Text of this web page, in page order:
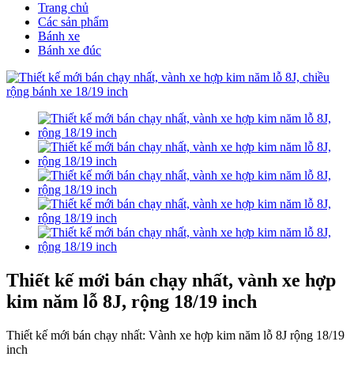
Trang chủ
Các sản phẩm
Bánh xe
Bánh xe đúc
Thiết kế mới bán chạy nhất, vành xe hợp
kim năm lỗ 8J, rộng 18/19 inch
Thiết kế mới bán chạy nhất: Vành xe hợp kim năm lỗ 8J rộng 18/19
inch